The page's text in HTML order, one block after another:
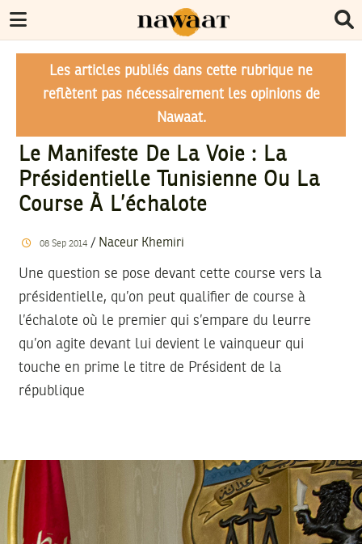
Les articles publiés dans cette rubrique ne
reflètent pas nécessairement les opinions de
Nawaat.
Le Manifeste De La Voie : La
Présidentielle Tunisienne Ou La
Course À L’échalote
08 Sep 2014/ Naceur Khemiri
Une question se pose devant cette course vers la
présidentielle, qu’on peut qualifier de course à
l’échalote où le premier qui s’empare du leurre
qu’on agite devant lui devient le vainqueur qui
touche en prime le titre de Président de la
république